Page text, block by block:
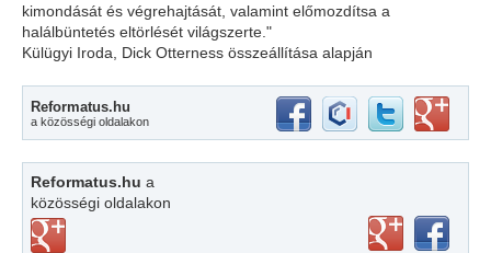
kimondását és végrehajtását, valamint előmozdítsa a
halálbüntetés eltörlését világszerte."
Külügyi Iroda, Dick Otterness összeállítása alapján
Reformatus.hu
a közösségi oldalakon
Reformatus.hu a
közösségi oldalakon